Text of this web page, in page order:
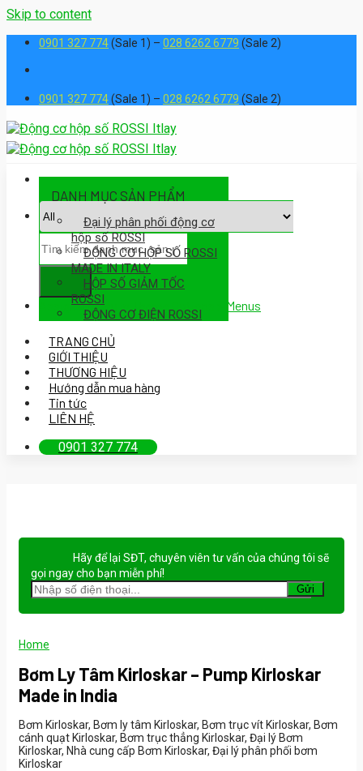
Skip to content
0901 327 774(Sale 1) – 028 6262 6779 (Sale 2)
0901 327 774(Sale 1) – 028 6262 6779 (Sale 2)
Assign a menu in Theme Options > Menus
DANH MỤC SẢN PHẨM
Đại lý phân phối động cơ
hộp số ROSSI
ĐỘNG CƠ HỘP SỐ ROSSI
MADE IN ITALY
HỘP SỐ GIẢM TỐC
ROSSI
ĐỘNG CƠ ĐIỆN ROSSI
TRANG CHỦ
GIỚI THIỆU
THƯƠNG HIỆU
Hướng dẫn mua hàng
Tin tức
LIÊN HỆ
0901 327 774
Hãy để lại SĐT, chuyên viên tư vấn của chúng tôi sẽ
gọi ngay cho bạn miễn phí!
Home
Bơm Ly Tâm Kirloskar – Pump Kirloskar
Made in India
Bơm Kirloskar, Bơm ly tâm Kirloskar, Bơm trục vít Kirloskar, Bơm
cánh quạt Kirloskar, Bơm trục thẳng Kirloskar, Đại lý Bơm
Kirloskar, Nhà cung cấp Bơm Kirloskar, Đại lý phân phối bơm
Kirloskar